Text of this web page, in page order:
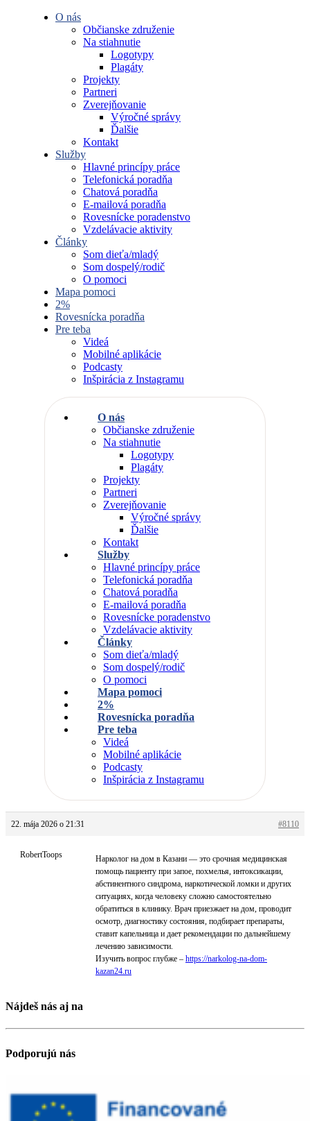
O nás
Občianske združenie
Na stiahnutie
Logotypy
Plagáty
Projekty
Partneri
Zverejňovanie
Výročné správy
Ďalšie
Kontakt
Služby
Hlavné princípy práce
Telefonická poradňa
Chatová poradňa
E-mailová poradňa
Rovesnícke poradenstvo
Vzdelávacie aktivity
Články
Som dieťa/mladý
Som dospelý/rodič
O pomoci
Mapa pomoci
2%
Rovesnícka poradňa
Pre teba
Videá
Mobilné aplikácie
Podcasty
Inšpirácia z Instagramu
O nás
Občianske združenie
Na stiahnutie
Logotypy
Plagáty
Projekty
Partneri
Zverejňovanie
Výročné správy
Ďalšie
Kontakt
Služby
Hlavné princípy práce
Telefonická poradňa
Chatová poradňa
E-mailová poradňa
Rovesnícke poradenstvo
Vzdelávacie aktivity
Články
Som dieťa/mladý
Som dospelý/rodič
O pomoci
Mapa pomoci
2%
Rovesnícka poradňa
Pre teba
Videá
Mobilné aplikácie
Podcasty
Inšpirácia z Instagramu
22. mája 2026 o 21:31 #8110
RobertToops
Нарколог на дом в Казани — это срочная медицинская
помощь пациенту при запое, похмелья, интоксикации,
абстинентного синдрома, наркотической ломки и других
ситуациях, когда человеку сложно самостоятельно
обратиться в клинику. Врач приезжает на дом, проводит
осмотр, диагностику состояния, подбирает препараты,
ставит капельница и дает рекомендации по дальнейшему
лечению зависимости.
Изучить вопрос глубже – https://narkolog-na-dom-
kazan24.ru
Nájdeš nás aj na
Podporujú nás